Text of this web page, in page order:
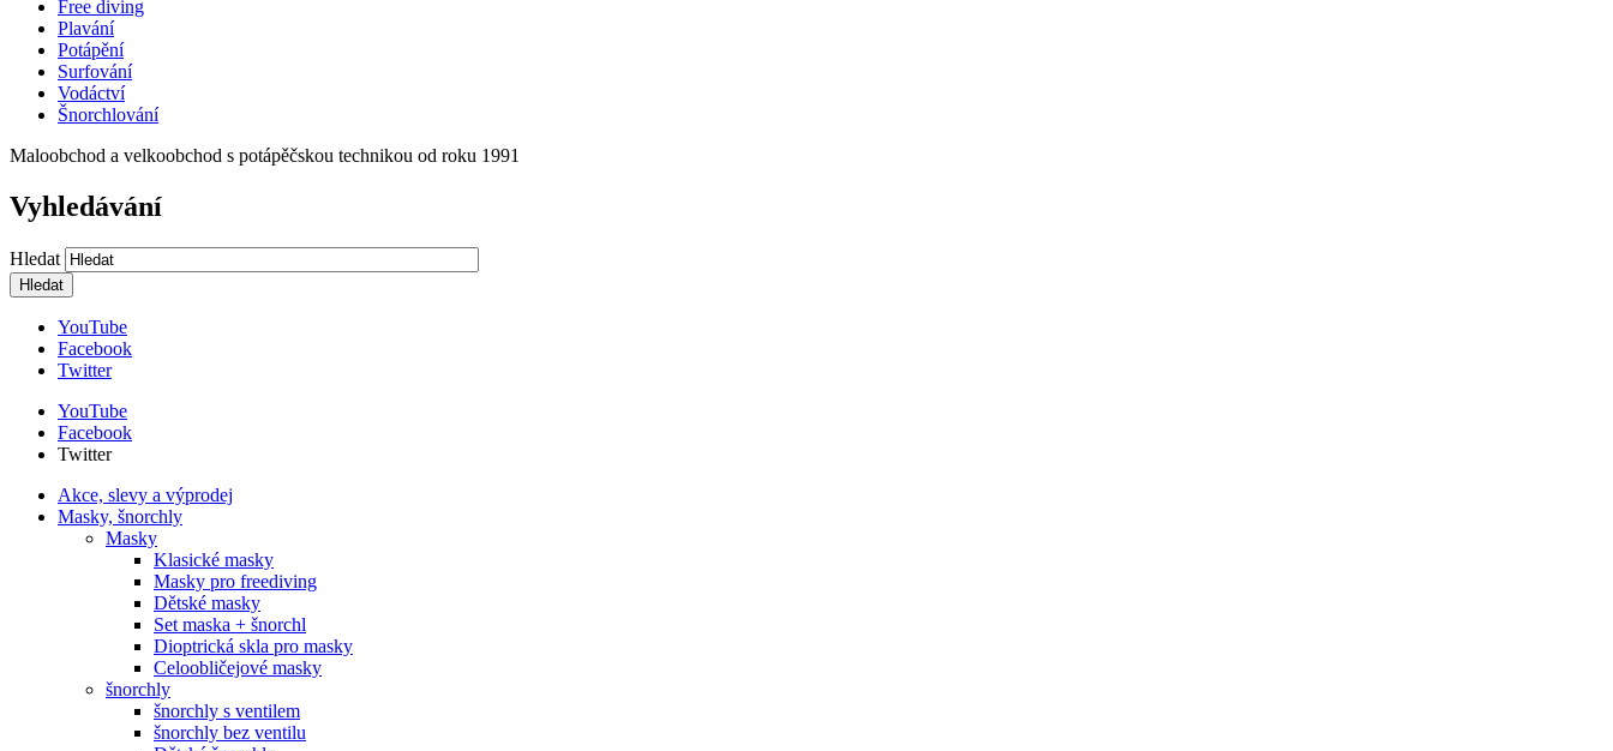
Free diving
Plavání
Potápění
Surfování
Vodáctví
Šnorchlování
Maloobchod a velkoobchod s potápěčskou technikou od roku 1991
Vyhledávání
Hledat
YouTube
Facebook
Twitter
YouTube
Facebook
Twitter
Akce, slevy a výprodej
Masky, šnorchly
Masky
Klasické masky
Masky pro freediving
Dětské masky
Set maska + šnorchl
Dioptrická skla pro masky
Celoobličejové masky
šnorchly
šnorchly s ventilem
šnorchly bez ventilu